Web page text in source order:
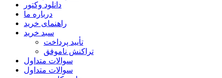
دانلود وکتور
درباره ما
راهنمای خرید
سبد خرید
تأیید پرداخت
تراکنش ناموفق
سوالات متداول
سوالات متداول